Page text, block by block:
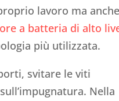
lavoro ma
a batteria di alto
più utilizzata.
svitare le viti
Nella